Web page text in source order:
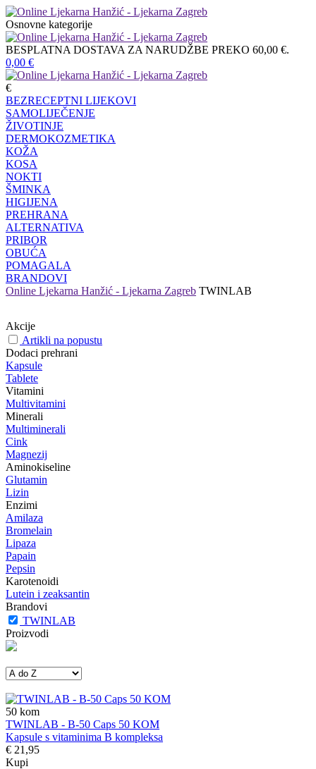
Osnovne kategorije
BESPLATNA DOSTAVA ZA NARUDŽBE PREKO 60,00 €.
0,00 €
€
BEZRECEPTNI LIJEKOVI
SAMOLIJEČENJE
ŽIVOTINJE
DERMOKOZMETIKA
KOŽA
KOSA
NOKTI
ŠMINKA
HIGIJENA
PREHRANA
ALTERNATIVA
PRIBOR
OBUĆA
POMAGALA
BRANDOVI
Online Ljekarna Hanžić - Ljekarna Zagreb TWINLAB
Akcije
Artikli na popustu
Dodaci prehrani
Kapsule
Tablete
Vitamini
Multivitamini
Minerali
Multiminerali
Cink
Magnezij
Aminokiseline
Glutamin
Lizin
Enzimi
Amilaza
Bromelain
Lipaza
Papain
Pepsin
Karotenoidi
Lutein i zeaksantin
Brandovi
TWINLAB
Proizvodi
50 kom
TWINLAB - B-50 Caps 50 KOM
Kapsule s vitaminima B kompleksa
€ 21,95
Kupi